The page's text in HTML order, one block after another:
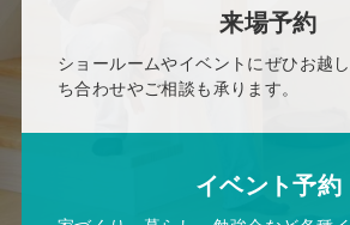
来場予約
ショールームやイベントにぜひお越
ち合わせやご相談も承ります。
イベント予約